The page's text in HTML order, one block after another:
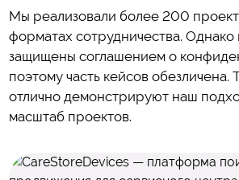
Мы реализовали более 200
форматах сотрудничества. Однако
защищены соглашением о
поэтому часть кейсов обезличена.
отлично демонстрируют наш
масштаб проектов.